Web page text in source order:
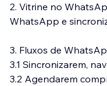
2. Vitrine no
WhatsApp e
3. Fluxos de
3.1 Sincronizarem,
3.2 Agendarem